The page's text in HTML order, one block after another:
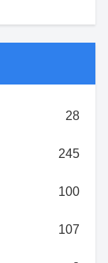
28
245
100
107